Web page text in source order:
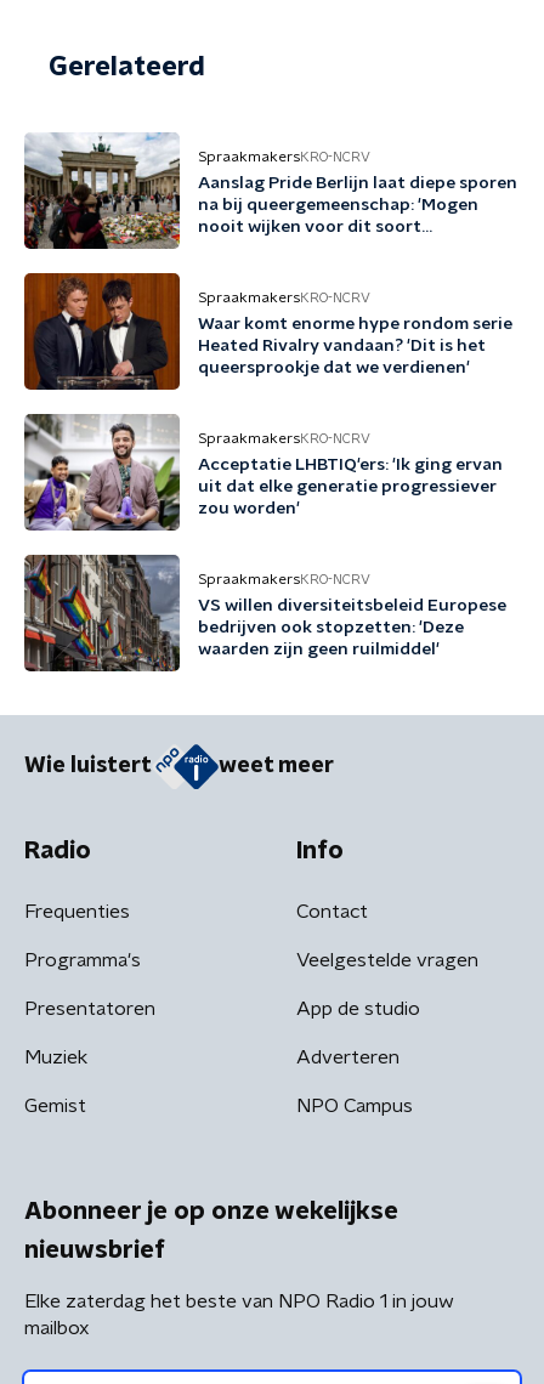
Gerelateerd
SpraakmakersKRO-NCRV
Aanslag Pride Berlijn laat diepe sporen
na bij queergemeenschap: 'Mogen
nooit wijken voor dit soort
SpraakmakersKRO-NCRV
Waar komt enorme hype rondom serie
Heated Rivalry vandaan? 'Dit is het
queersprookje dat we verdienen'
SpraakmakersKRO-NCRV
Acceptatie LHBTIQ'ers: 'Ik ging ervan
uit dat elke generatie progressiever
zou worden'
SpraakmakersKRO-NCRV
VS willen diversiteitsbeleid Europese
bedrijven ook stopzetten: 'Deze
waarden zijn geen ruilmiddel'
Wie luistert weet meer
Radio
Frequenties
Programma's
Presentatoren
Muziek
Gemist
Info
Contact
Veelgestelde vragen
App de studio
Adverteren
NPO Campus
Abonneer je op onze wekelijkse
nieuwsbrief
Elke zaterdag het beste van NPO Radio 1 in jouw
mailbox